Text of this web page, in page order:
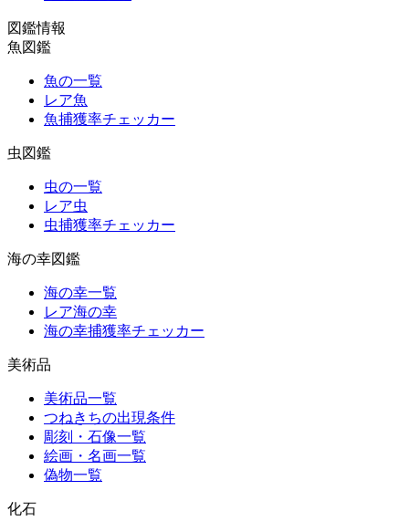
図鑑情報
魚図鑑
魚の一覧
レア魚
魚捕獲率チェッカー
虫図鑑
虫の一覧
レア虫
虫捕獲率チェッカー
海の幸図鑑
海の幸一覧
レア海の幸
海の幸捕獲率チェッカー
美術品
美術品一覧
つねきちの出現条件
彫刻・石像一覧
絵画・名画一覧
偽物一覧
化石